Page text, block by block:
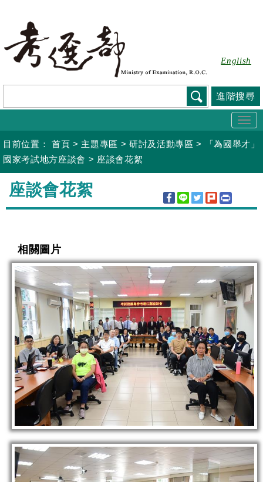
要
容
English
進階搜尋
目前位置： 首頁 > 主題專區 >研討及活動專區 >
「為國舉才」
國家考試地方座談會 > 座談會花絮
:::
座談會花絮
相關圖片